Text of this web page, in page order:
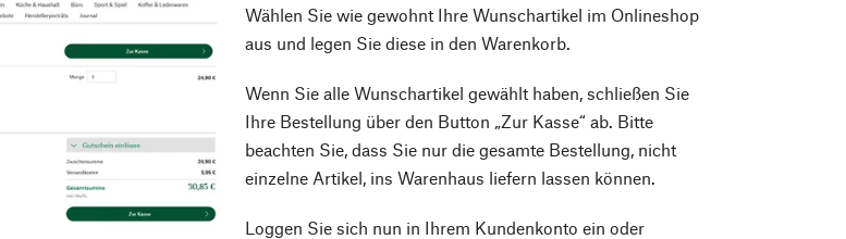
Wählen Sie wie gewohnt Ihre Wunschartikel im Onlineshop
aus und legen Sie diese in den Warenkorb.
Wenn Sie alle Wunschartikel gewählt haben, schließen Sie
Ihre Bestellung über den Button „Zur Kasse“ ab. Bitte
beachten Sie, dass Sie nur die gesamte Bestellung, nicht
einzelne Artikel, ins Warenhaus liefern lassen können.
Loggen Sie sich nun in Ihrem Kundenkonto ein oder